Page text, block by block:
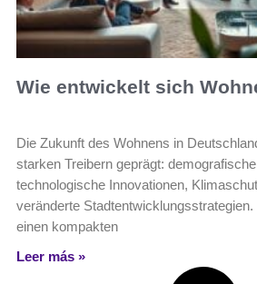
Wie entwickelt sich
Die Zukunft des Wohnens in
starken Treibern geprägt:
technologische Innovationen,
veränderte
einen kompakten
Leer más »